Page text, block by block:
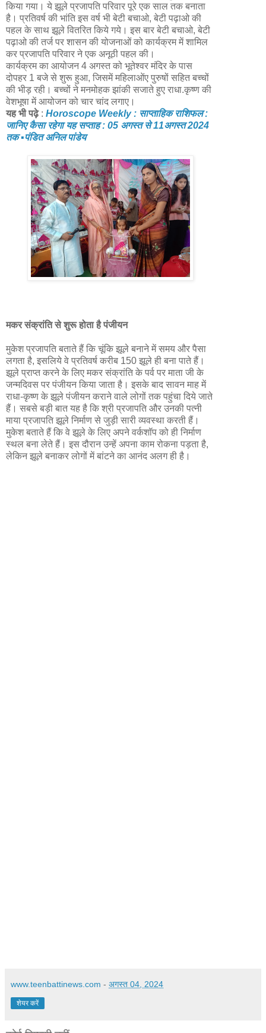
किया गया। ये झूले प्रजापति परिवार पूरे एक साल तक बनाता
है। प्रतिवर्ष की भांति इस वर्ष भी बेटी बचाओ, बेटी पढ़ाओ की
पहल के साथ झूले वितरित किये गये। इस बार बेटी बचाओ, बेटी
पढ़ाओ की तर्ज पर शासन की योजनाओं को कार्यक्रम में शामिल
कर प्रजापति परिवार ने एक अनूठी पहल की।
कार्यक्रम का आयोजन 4 अगस्त को भूतेश्वर मंदिर के पास
दोपहर 1 बजे से शुरू हुआ, जिसमें महिलाओंए पुरुषों सहित बच्चों
की भीड़ रही। बच्चों ने मनमोहक झांकी सजाते हुए राधा.कृष्ण की
वेशभूषा में आयोजन को चार चांद लगाए।
यह भी पढ़े: Horoscope Weekly : साप्ताहिक राशिफल :
जानिए कैसा रहेगा यह सप्ताह : 05 अगस्त से 11अगस्त 2024
तक ▪️पंडित अनिल पांडेय
मकर संक्रांति से शुरू होता है पंजीयन
मुकेश प्रजापति बताते हैं कि चूंकि झूले बनाने में समय और पैसा
लगता है, इसलिये वे प्रतिवर्ष करीब 150 झूले ही बना पाते हैं।
झूले प्राप्त करने के लिए मकर संक्रांति के पर्व पर माता जी के
जन्मदिवस पर पंजीयन किया जाता है। इसके बाद सावन माह में
राधा-कृष्ण के झूले पंजीयन कराने वाले लोगों तक पहुंचा दिये जाते
हैं। सबसे बड़ी बात यह है कि श्री प्रजापति और उनकी पत्नी
माया प्रजापति झूले निर्माण से जुड़ी सारी व्यवस्था करती हैं।
मुकेश बताते हैं कि वे झूले के लिए अपने वर्कशॉप को ही निर्माण
स्थल बना लेते हैं। इस दौरान उन्हें अपना काम रोकना पड़ता है,
लेकिन झूले बनाकर लोगों में बांटने का आनंद अलग ही है।
www.teenbattinews.com - अगस्त 04, 2024
शेयर करें